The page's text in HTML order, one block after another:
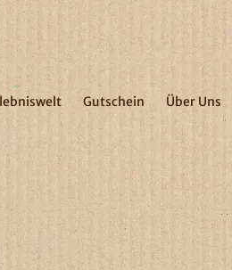
Gutschein Über Uns